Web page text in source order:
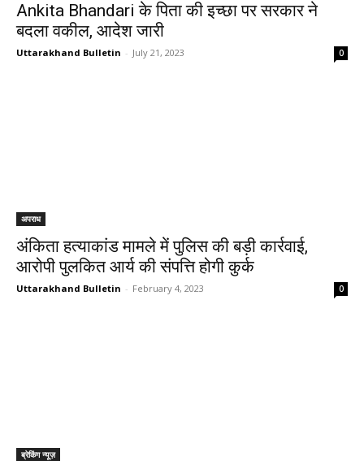
Ankita Bhandari के पिता की इच्छा पर सरकार ने
बदला वकील, आदेश जारी
Uttarakhand Bulletin - July 21, 2023 0
अपराध
अंकिता हत्याकांड मामले में पुलिस की बड़ी कार्रवाई,
आरोपी पुलकित आर्य की संपत्ति होगी कुर्क
Uttarakhand Bulletin - February 4, 2023 0
ब्रेकिंग न्यूज़